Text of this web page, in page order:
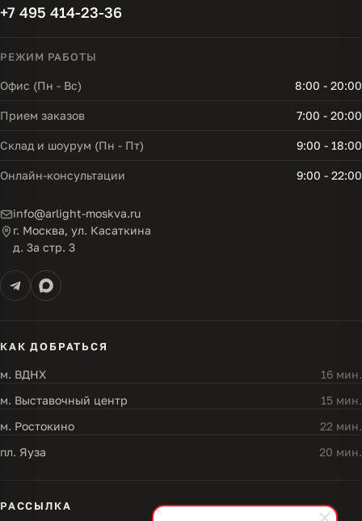
+7 495 414-23-36
РЕЖИМ РАБОТЫ
Офис (Пн - Вс) 8:00 - 20:00
Прием заказов 7:00 - 20:00
Склад и шоурум (Пн - Пт) 9:00 - 18:00
Онлайн-консультации 9:00 - 22:00
info@arlight-moskva.ru
г. Москва, ул. Касаткина
д. 3а стр. 3
КАК ДОБРАТЬСЯ
м. ВДНХ
16 мин.
м. Выставочный центр
15 мин.
м. Ростокино
22 мин.
пл. Яуза
20 мин.
РАССЫЛКА